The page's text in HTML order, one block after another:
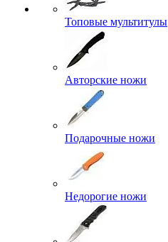
Топовые мультитулы
Авторские ножи
Подарочные ножи
Недорогие ножи